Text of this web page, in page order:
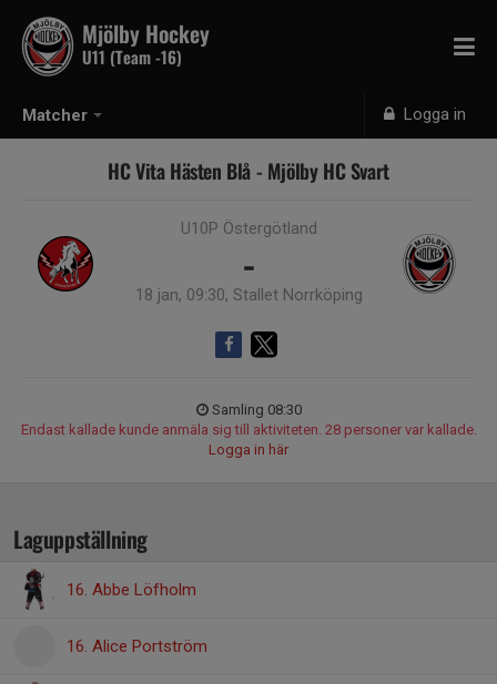
Matcher Logga in
Mjölby Hockey
U11 (Team -16)
HC Vita Hästen Blå - Mjölby HC Svart
U10P Östergötland
-
18 jan, 09:30, Stallet Norrköping
Samling 08:30
Endast kallade kunde anmäla sig till aktiviteten. 28 personer var kallade.
Logga in här
Laguppställning
16. Abbe Löfholm
16. Alice Portström